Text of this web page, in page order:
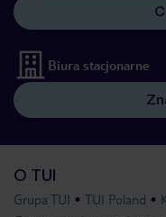
Biura stacjonarne
O TUI
Grupa TUI TUI Poland